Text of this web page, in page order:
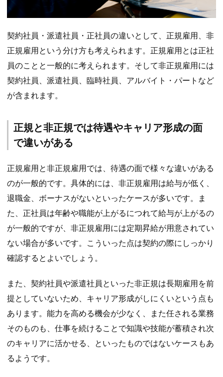
契約社員・派遣社員・正社員の違いとして、正規雇用、非
正規雇用という分け方も考えられます。正規雇用とは正社
員のことと一般的に考えられます。そして非正規雇用には
契約社員、派遣社員、臨時社員、アルバイト・パートなど
が含まれます。
正規と非正規では待遇やキャリア形成の面
で違いがある
正規雇用と非正規雇用では、待遇の面で様々な違いがある
のが一般的です。具体的には、非正規雇用は給与が低く、
退職金、ボーナスがないといったケースが多いです。ま
た、正社員は年齢や職能が上がるにつれて給与が上がるの
が一般的ですが、非正規雇用には定期昇給が用意されてい
ない場合が多いです。こういった点は契約の際にしっかり
確認するとよいでしょう。
また、契約社員や派遣社員といった非正規は長期雇用を前
提としていないため、キャリア形成がしにくいという点も
あります。能力を高める機会が少なく、また任される業務
そのものも、仕事を続けることで知識や技能が蓄積され次
のキャリアに活かせる、といったものではないケースもあ
るようです。